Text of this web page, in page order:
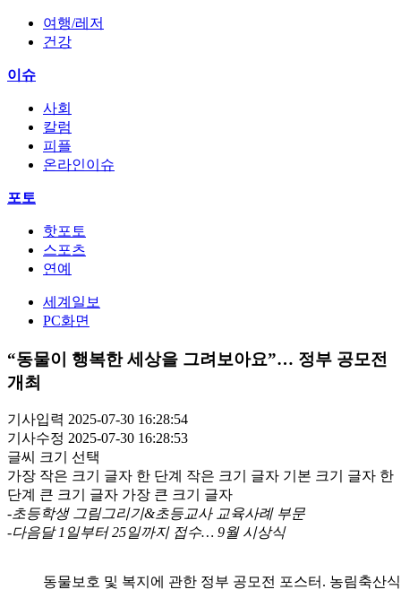
여행/레저
건강
이슈
사회
칼럼
피플
온라인이슈
포토
핫포토
스포츠
연예
세계일보
PC화면
“동물이 행복한 세상을 그려보아요”… 정부 공모전
개최
기사입력 2025-07-30 16:28:54
기사수정 2025-07-30 16:28:53
글씨 크기 선택
가장 작은 크기 글자 한 단계 작은 크기 글자 기본 크기 글자 한
단계 큰 크기 글자 가장 큰 크기 글자
-초등학생 그림그리기&초등교사 교육사례 부문
-다음달 1일부터 25일까지 접수… 9월 시상식
동물보호 및 복지에 관한 정부 공모전 포스터. 농림축산